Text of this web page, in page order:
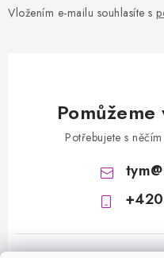
Vložením e-mailu souhlasíte s
Potřebujete s
tym@